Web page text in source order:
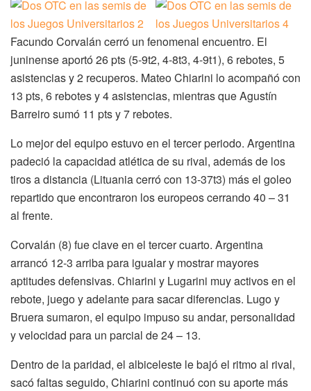
Facundo Corvalán cerró un fenomenal encuentro. El
juninense aportó 26 pts (5-9t2, 4-8t3, 4-9t1), 6 rebotes, 5
asistencias y 2 recuperos. Mateo Chiarini lo acompañó con
13 pts, 6 rebotes y 4 asistencias, mientras que Agustín
Barreiro sumó 11 pts y 7 rebotes.
Lo mejor del equipo estuvo en el tercer periodo. Argentina
padeció la capacidad atlética de su rival, además de los
tiros a distancia (Lituania cerró con 13-37t3) más el goleo
repartido que encontraron los europeos cerrando 40 – 31
al frente.
Corvalán (8) fue clave en el tercer cuarto. Argentina
arrancó 12-3 arriba para igualar y mostrar mayores
aptitudes defensivas. Chiarini y Lugarini muy activos en el
rebote, juego y adelante para sacar diferencias. Lugo y
Bruera sumaron, el equipo impuso su andar, personalidad
y velocidad para un parcial de 24 – 13.
Dentro de la paridad, el albiceleste le bajó el ritmo al rival,
sacó faltas seguido, Chiarini continuó con su aporte más